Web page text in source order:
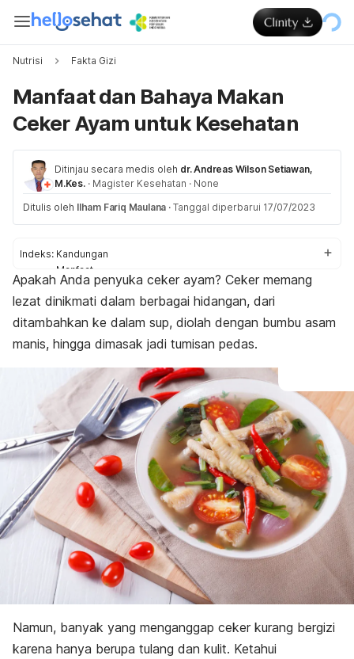
Nutrisi Fakta Gizi
Manfaat dan Bahaya Makan
Ceker Ayam untuk Kesehatan
Ditinjau secara medis oleh dr. Andreas Wilson Setiawan,
M.Kes. · Magister Kesehatan · None
Ditulis oleh Ilham Fariq Maulana · Tanggal diperbarui 17/07/2023
Indeks: Kandungan
Manfaat
Bahaya
Apakah Anda penyuka ceker ayam? Ceker memang
lezat dinikmati dalam berbagai hidangan, dari
ditambahkan ke dalam sup, diolah dengan bumbu asam
manis, hingga dimasak jadi tumisan pedas.
Namun, banyak yang menganggap ceker kurang bergizi
karena hanya berupa tulang dan kulit. Ketahui